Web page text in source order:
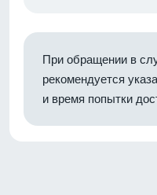
При обращении в
рекомендуется
и время попытки